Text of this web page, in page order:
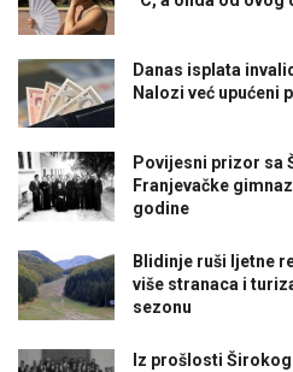
Danas isplata
Nalozi već upućeni
Povijesni prizor sa
Franjevačke
godine
Blidinje ruši ljetne
više stranaca i
sezonu
Iz prošlosti